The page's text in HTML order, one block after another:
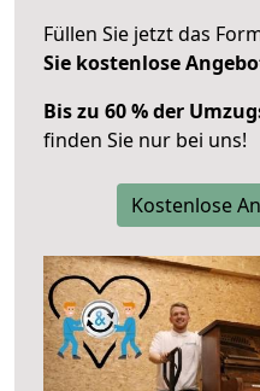
Füllen Sie jetzt das
Sie kostenlose
Bis zu 60 % der
finden Sie nur bei uns!
Kostenlose